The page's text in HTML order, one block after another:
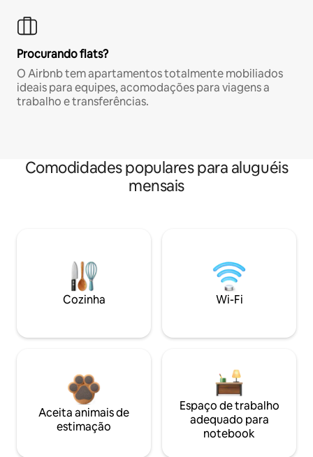
Procurando flats?
O Airbnb tem apartamentos totalmente mobiliados
ideais para equipes, acomodações para viagens a
trabalho e transferências.
Comodidades populares para aluguéis
mensais
Cozinha Wi-Fi
Aceita animais de
estimação
Espaço de trabalho
adequado para
notebook